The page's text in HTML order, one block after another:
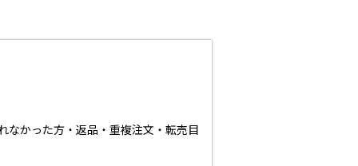
なかった方・返品・重複注文・転売目